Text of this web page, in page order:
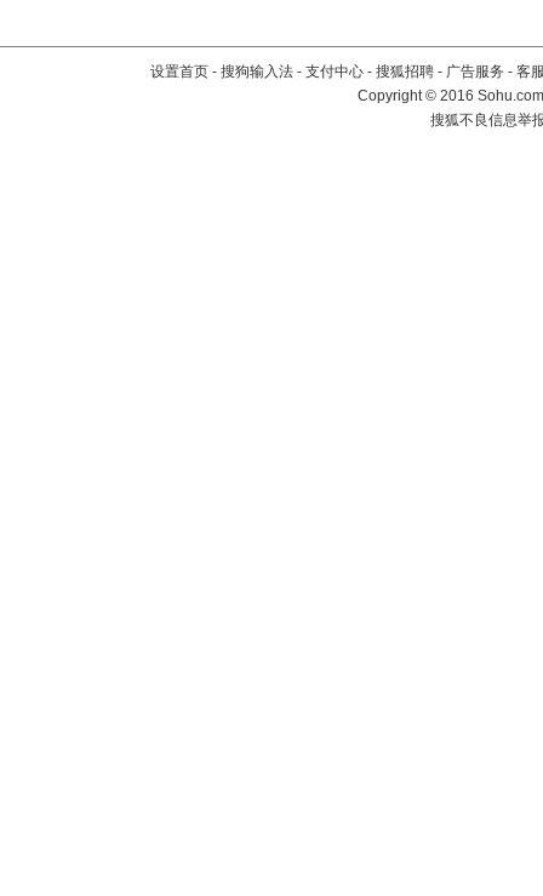
设置首页 - 搜狗输入法 - 支付中心 - 搜狐招聘 - 广告服务 - 客
Copyright©2016
搜狐不良信息举